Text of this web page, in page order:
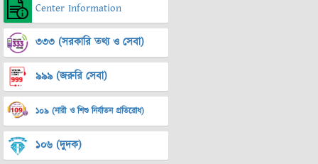
Center Information
৩৩৩ (সরকারি তথ্য ও সেবা)
৯৯৯ (জরুরি সেবা)
১০৯ (নারী ও শিশু নির্যাতন প্রতিরোধ)
১০৬ (দুদক)